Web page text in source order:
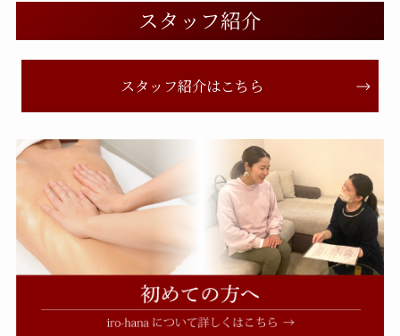
スタッフ紹介
スタッフ紹介はこちら